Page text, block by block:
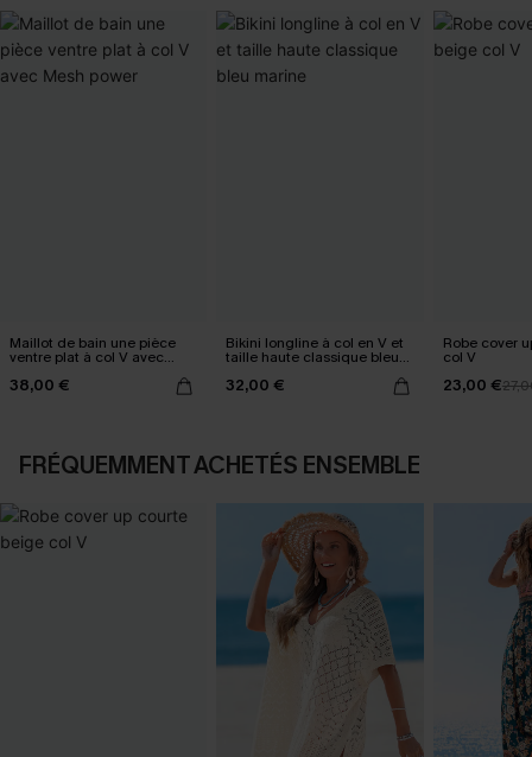
Maillot de bain une pièce
ventre plat à col V avec
Mesh power
38,00 €
Bikini longline à col en V et
taille haute classique bleu
32,00 €
Robe cover
col V
23,00 €
FRÉQUEMMENT ACHETÉS ENSEMBLE